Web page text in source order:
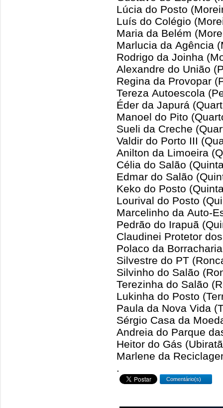
Lúcia do Posto
Luís do Colégio
Maria da Belém
Marlucia da Agência
Rodrigo da Joinha
Alexandre do União
Regina da Provopar
Tereza Autoescola
Éder da Japurá
Manoel do Pito
Sueli da Creche
Valdir do Porto III
Anilton da Limoeira
Célia do Salão
Edmar do Salão
Keko do Posto
Lourival do Posto
Marcelinho da Auto-
Pedrão do Irapuã
Claudinei Protetor
Polaco da
Silvestre do PT
Silvinho do Salão
Terezinha do Salão
Lukinha do Posto
Paula da Nova Vida
Sérgio Casa da
Andreia do Parque
Heitor do Gás
Marlene da
.
Comentário(s)